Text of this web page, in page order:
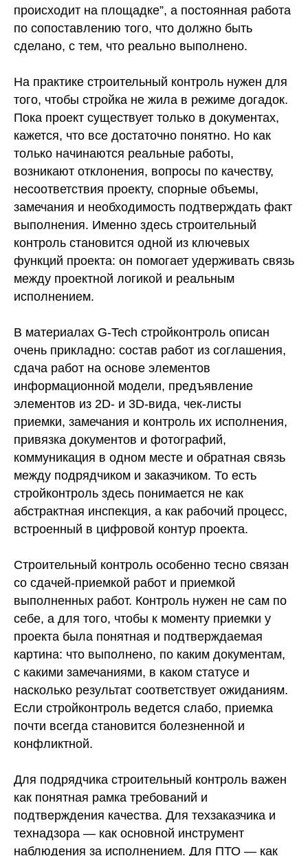
происходит на площадке”, а постоянная работа
по сопоставлению того, что должно быть
сделано, с тем, что реально выполнено.
На практике строительный контроль нужен для
того, чтобы стройка не жила в режиме догадок.
Пока проект существует только в документах,
кажется, что все достаточно понятно. Но как
только начинаются реальные работы,
возникают отклонения, вопросы по качеству,
несоответствия проекту, спорные объемы,
замечания и необходимость подтверждать факт
выполнения. Именно здесь строительный
контроль становится одной из ключевых
функций проекта: он помогает удерживать связь
между проектной логикой и реальным
исполнением.
В материалах G-Tech стройконтроль описан
очень прикладно: состав работ из соглашения,
сдача работ на основе элементов
информационной модели, предъявление
элементов из 2D- и 3D-вида, чек-листы
приемки, замечания и контроль их исполнения,
привязка документов и фотографий,
коммуникация в одном месте и обратная связь
между подрядчиком и заказчиком. То есть
стройконтроль здесь понимается не как
абстрактная инспекция, а как рабочий процесс,
встроенный в цифровой контур проекта.
Строительный контроль особенно тесно связан
со сдачей-приемкой работ и приемкой
выполненных работ. Контроль нужен не сам по
себе, а для того, чтобы к моменту приемки у
проекта была понятная и подтверждаемая
картина: что выполнено, по каким документам,
с какими замечаниями, в каком статусе и
насколько результат соответствует ожиданиям.
Если стройконтроль ведется слабо, приемка
почти всегда становится болезненной и
конфликтной.
Для подрядчика строительный контроль важен
как понятная рамка требований и
подтверждения качества. Для техзаказчика и
технадзора — как основной инструмент
наблюдения за исполнением. Для ПТО — как